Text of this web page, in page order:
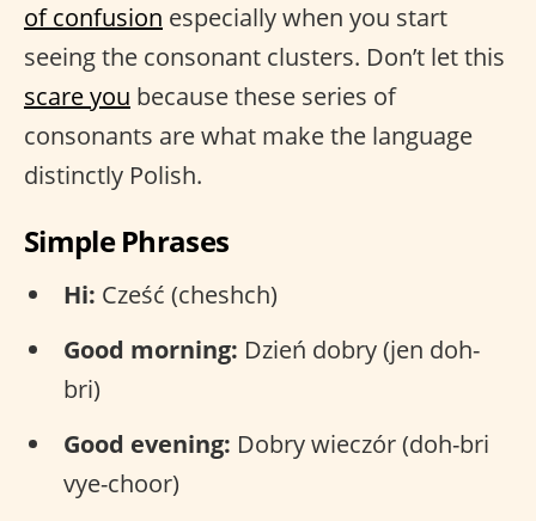
of confusion especially when you start
seeing the consonant clusters. Don’t let this
scare you because these series of
consonants are what make the language
distinctly Polish.
Simple Phrases
Hi: Cześć (cheshch)
Good morning: Dzień dobry (jen doh-
bri)
Good evening: Dobry wieczór (doh-bri
vye-choor)